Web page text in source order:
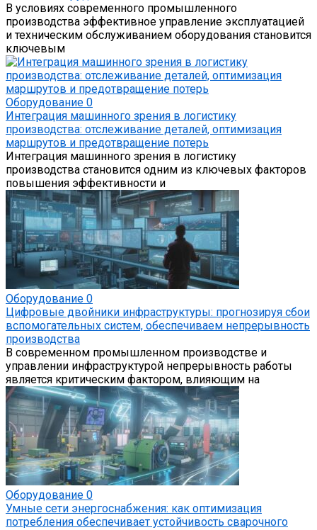
В условиях современного промышленного
производства эффективное управление эксплуатацией
и техническим обслуживанием оборудования становится
ключевым
Оборудование 0
Интеграция машинного зрения в логистику
производства: отслеживание деталей, оптимизация
маршрутов и предотвращение потерь
Интеграция машинного зрения в логистику
производства становится одним из ключевых факторов
повышения эффективности и
Оборудование 0
Цифровые двойники инфраструктуры: прогнозируя сбои
вспомогательных систем, обеспечиваем непрерывность
производства
В современном промышленном производстве и
управлении инфраструктурой непрерывность работы
является критическим фактором, влияющим на
Оборудование 0
Умные сети энергоснабжения: как оптимизация
потребления обеспечивает устойчивость сварочного